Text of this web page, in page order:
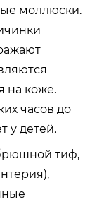
моллюски.
на коже.
часов до
у детей.
тиф,